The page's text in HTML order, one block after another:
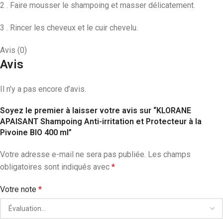
2 . Faire mousser le shampoing et masser délicatement.
3 . Rincer les cheveux et le cuir chevelu.
Avis (0)
Avis
Il n’y a pas encore d’avis.
Soyez le premier à laisser votre avis sur “KLORANE
APAISANT Shampoing Anti-irritation et Protecteur à la
Pivoine BIO 400 ml”
Votre adresse e-mail ne sera pas publiée. Les champs
obligatoires sont indiqués avec *
Votre note *